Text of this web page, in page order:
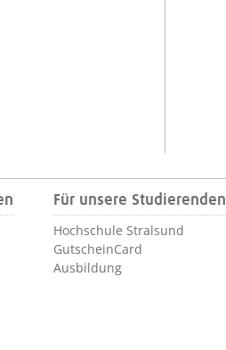
Für unsere Studierenden
Hochschule Stralsund
GutscheinCard
Ausbildung